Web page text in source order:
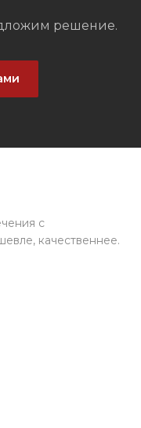
решение.
с
качественнее.